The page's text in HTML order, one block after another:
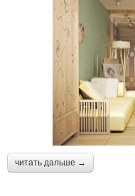
читать дальше →